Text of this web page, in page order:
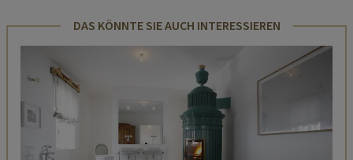
DAS KÖNNTE SIE AUCH INTERESSIEREN